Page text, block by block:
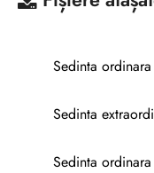
Sedinta
Sedinta
Sedinta